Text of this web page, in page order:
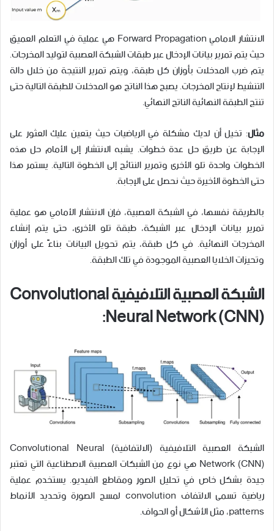
الانتشار الامامي Forward Propagation هي عملية في التعلم العميق
حيث يتم تمرير بيانات الإدخال عبر طبقات الشبكة العصبية لتوليد المخرجات.
يتم ضرب المدخلات بأوزان كل طبقة، ويتم تمرير النتيجة من خلال دالة
التنشيط لإنتاج المخرجات. يصبح هذا الناتج هو المدخلات للطبقة التالية حتى
تنتج الطبقة النهائية الناتج النهائي.
مثال: تخيل أن لديك مشكلة في الرياضيات حيث يتعين عليك العثور على
الإجابة عن طريق حل عدة خطوات. يشبه الانتشار إلى الأمام حل هذه
الخطوات واحدة تلو الأخرى وتمرير النتائج إلى الخطوة التالية. يستمر هذا
حتى الخطوة الأخيرة حيث نحصل على الإجابة.
بالطريقة نفسها، في الشبكة العصبية، فإن الانتشار الأمامي هو عملية
تمرير بيانات الإدخال عبر الشبكة، طبقة تلو الأخرى، حتى يتم إنشاء
المخرجات النهائية. في كل طبقة، يتم تحويل البيانات بناءً على أوزان
وتحيزات الخلايا العصبية الموجودة في تلك الطبقة.
الشبكة العصبية التلافيفية Convolutional
Neural Network (CNN):
الشبكة العصبية التلافيفية (الالتفافية) Convolutional Neural
Network (CNN) هي نوع من الشبكات العصبية الاصطناعية التي تعتبر
جيدة بشكل خاص في تحليل الصور ومقاطع الفيديو. يستخدم عملية
رياضية تسمى الالتفاف convolution لمسح الصورة وتحديد الأنماط
patterns، مثل الأشكال أو الحواف.